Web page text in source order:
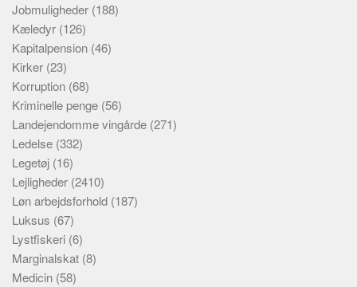
Jobmuligheder (188)
Kæledyr (126)
Kapitalpension (46)
Kirker (23)
Korruption (68)
Kriminelle penge (56)
Landejendomme vingårde (271)
Ledelse (332)
Legetøj (16)
Lejligheder (2410)
Løn arbejdsforhold (187)
Luksus (67)
Lystfiskeri (6)
Marginalskat (8)
Medicin (58)